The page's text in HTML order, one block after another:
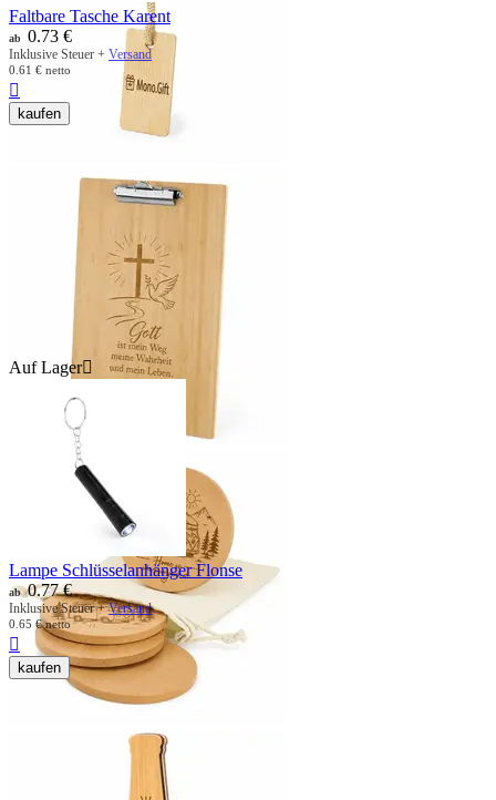
Faltbare Tasche Karent
ab 0.73 €
Inklusive Steuer + Versand
0.61 € netto

kaufen
Auf Lager
Lampe Schlüsselanhänger Flonse
ab 0.77 €
Inklusive Steuer +Versand
0.65 € netto

kaufen